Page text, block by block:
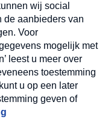
op onze
in uw